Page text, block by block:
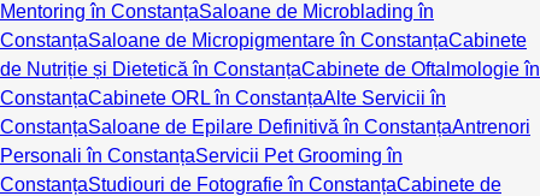
Mentoring în ConstanțaSaloane de Microblading în
ConstanțaSaloane de Micropigmentare în ConstanțaCabinete
de Nutriție și Dietetică în ConstanțaCabinete de Oftalmologie în
ConstanțaCabinete ORL în ConstanțaAlte Servicii în
ConstanțaSaloane de Epilare Definitivă în ConstanțaAntrenori
Personali în ConstanțaServicii Pet Grooming în
ConstanțaStudiouri de Fotografie în ConstanțaCabinete de